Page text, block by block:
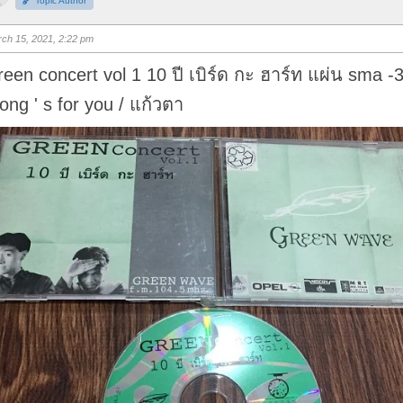
m
u
p
15, 2021, 2:22 pm
concert vol 1 10 ปี เบิร์ด กะ ฮาร์ท แผ่น sma -
' s for you / แก้วตา